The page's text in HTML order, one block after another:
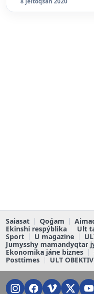
Saiasat Qoǵam
Ekinshi respýblika
Ult
Sport
U magazine
Jumysshy mamandyqtar
Ekonomika jáne biznes
Posttimes
ULT OBEKTIV